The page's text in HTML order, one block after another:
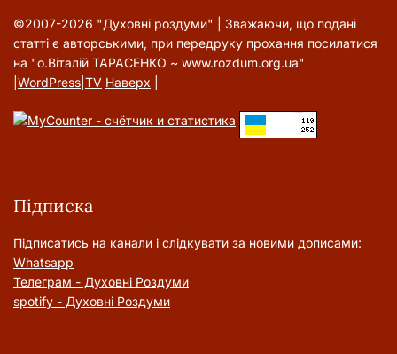
©2007-2026 "Духовні роздуми" | Зважаючи, що подані
статті є авторськими, при передруку прохання посилатися
на "о.Віталій ТАРАСЕНКО ~ www.rozdum.org.ua"
WordPress TV Наверх
Підписка
Підписатись на канали і слідкувати за новими дописами:
Whatsapp
Телеграм - Духовні Роздуми
spotify - Духовні Роздуми